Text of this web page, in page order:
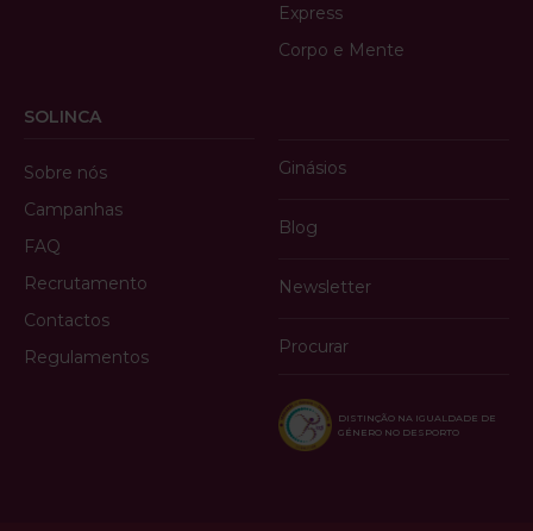
Express
Corpo e Mente
SOLINCA
Sobre nós
Campanhas
FAQ
Recrutamento
Contactos
Regulamentos
Ginásios
Blog
Newsletter
Procurar
DISTINÇÃO NA IGUALDADE DE
GÉNERO NO DESPORTO